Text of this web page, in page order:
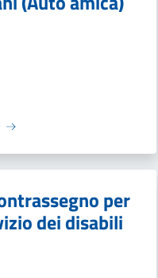
per
dei disabili